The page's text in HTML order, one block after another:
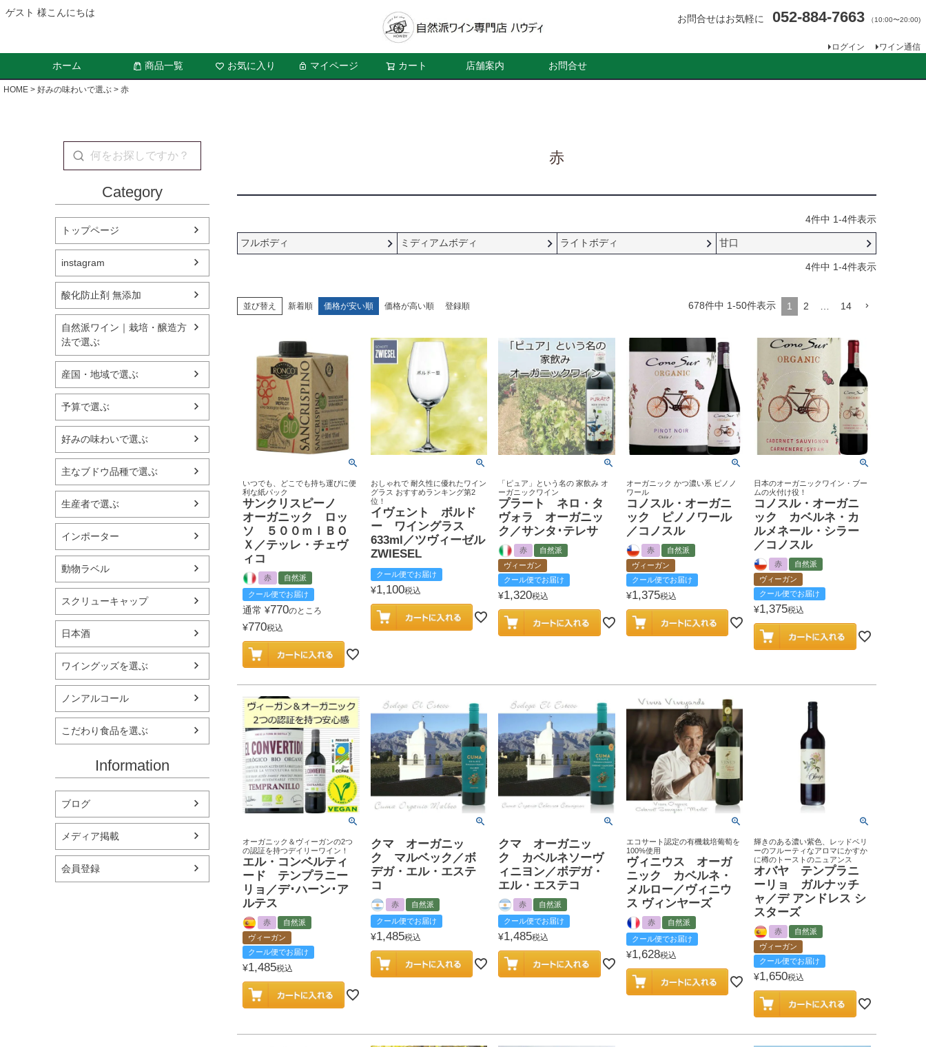
ゲスト 様こんにちは
お問合せはお気軽に 052-884-7663 （10:00〜20:00)
ログイン ワイン通信
ホーム 商品一覧 お気に入り マイページ カート 店舗案内 お問合せ
HOME 好みの味わいで選ぶ 赤
Category
トップページ
instagram
酸化防止剤 無添加
自然派ワイン｜栽培・醸造方
法で選ぶ
産国・地域で選ぶ
予算で選ぶ
好みの味わいで選ぶ
主なブドウ品種で選ぶ
生産者で選ぶ
インポーター
動物ラベル
スクリューキャップ
日本酒
ワイングッズを選ぶ
ノンアルコール
こだわり食品を選ぶ
Information
ブログ
メディア掲載
会員登録
赤
4件中 1-4件表示
フルボディ ミディアムボディ ライトボディ 甘口
4件中 1-4件表示
並び替え 新着順 価格が安い順 価格が高い順 登録順 678件中 1-50件表示 1 2 14
いつでも、どこでも持ち運びに便
利な紙パック
サンクリスピーノ
オーガニック ロッ
ソ ５００ｍｌＢＯ
Ｘ／テッレ・チェヴ
ィコ
赤
自然派
クール便でお届け
通常 ¥770のところ
¥770税込
おしゃれで 耐久性に優れたワイン
グラス おすすめランキング第2
位！
イヴェント ボルド
ー ワイングラス
633ml／ツヴィーゼル
ZWIESEL
クール便でお届け
¥1,100税込
「ピュア」という名の 家飲み オ
ーガニックワイン
プラート ネロ・タ
ヴォラ オーガニッ
ク／サンタ･テレサ
赤
自然派
ヴィーガン
クール便でお届け
¥1,320税込
オーガニック かつ濃い系 ピノノ
ワール
コノスル・オーガニ
ック ピノノワール
／コノスル
赤
自然派
ヴィーガン
クール便でお届け
¥1,375税込
日本のオーガニックワイン・ブー
ムの火付け役！
コノスル・オーガニ
ック カベルネ・カ
ルメネール・シラー
／コノスル
赤
自然派
ヴィーガン
クール便でお届け
¥1,375税込
オーガニック＆ヴィーガンの2つ
の認証を持つデイリーワイン！
エル・コンベルティ
ード テンプラニー
リョ／デ･ハーン･ア
ルテス
赤
自然派
ヴィーガン
クール便でお届け
¥1,485税込
クマ オーガニッ
ク マルベック／ボ
デガ・エル・エステ
コ
赤
自然派
クール便でお届け
¥1,485税込
クマ オーガニッ
ク カベルネソーヴ
ィニヨン／ボデガ・
エル・エステコ
赤
自然派
クール便でお届け
¥1,485税込
エコサート認定の有機栽培葡萄を
100%使用
ヴィニウス オーガ
ニック カベルネ・
メルロー／ヴィニウ
ス ヴィンヤーズ
赤
自然派
クール便でお届け
¥1,628税込
輝きのある濃い紫色、レッドベリ
ーのフルーティなアロマにかすか
に樽のトーストのニュアンス
オバヤ テンプラニ
ーリョ ガルナッチ
ャ／デ アンドレス シ
スターズ
赤
自然派
ヴィーガン
クール便でお届け
¥1,650税込